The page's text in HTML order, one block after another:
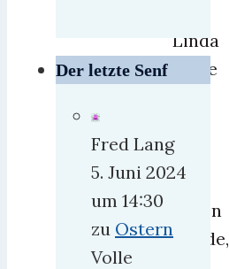
Linda
sagte
sie
mal
sehen
würde,
Der letzte Senf
Fred Lang
5. Juni 2024
um 14:30
zu Ostern
Volle